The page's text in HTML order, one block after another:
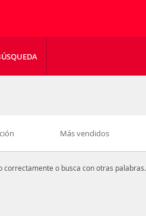
Más vendidos
correctamente o busca con otras palabras.